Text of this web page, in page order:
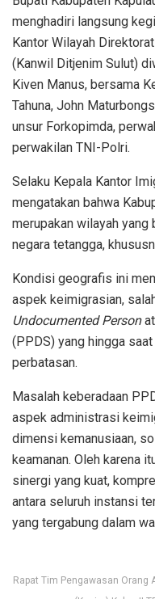
menghadiri langsung
Kantor Wilayah
(Kanwil Ditjenim Sulut)
Kiven Manus, bersama
Tahuna, John
unsur Forkopimda,
perwakilan TNI-Polri.
Selaku Kepala Kantor
mengatakan bahwa
merupakan wilayah yang
negara tetangga,
Kondisi geografis ini
aspek keimigrasian,
Undocumented Person
(PPDS) yang hingga
perbatasan.
Masalah keberadaan
aspek administrasi
dimensi kemanusiaan,
keamanan. Oleh karena
sinergi yang kuat,
antara seluruh instansi
yang tergabung dalam